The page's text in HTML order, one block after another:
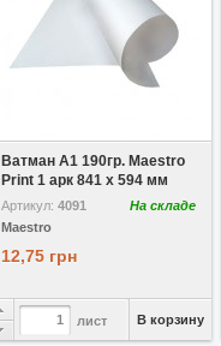
Ватман A1 190гр. Maestro
Print 1 арк 841 х 594 мм
Артикул: 4091
На складе
Maestro
12,75 грн
лист В корзину